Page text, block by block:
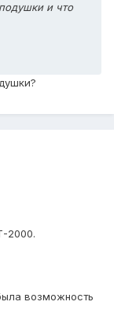
и что
2000.
возможность